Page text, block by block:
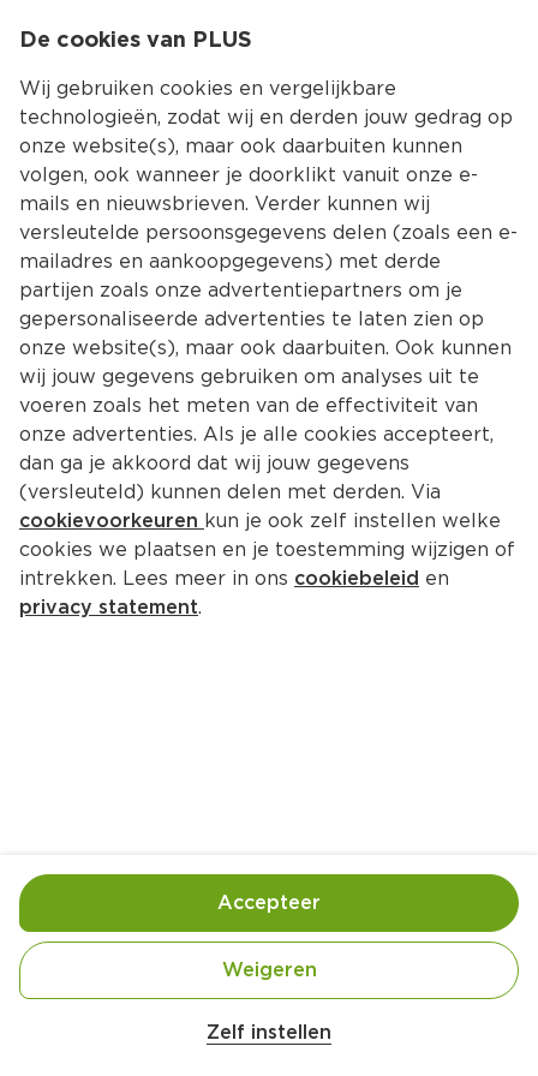
Kies jouw
Terug Producten
PLUS Korenlanders Appelpunten
mix
Vegetarisch
Roundtable on Sustainable Palm Oil en is een
wereldwijd keurmerk voor palmolie die
De cookies van PLUS
Wij gebruiken cookies en vergelijkbare
technologieën, zodat wij en derden jouw gedrag op
onze website(s), maar ook daarbuiten kunnen
volgen, ook wanneer je doorklikt vanuit onze e-
mails en nieuwsbrieven. Verder kunnen wij
versleutelde persoonsgegevens delen (zoals een e-
mailadres en aankoopgegevens) met derde
partijen zoals onze advertentiepartners om je
gepersonaliseerde advertenties te laten zien op
onze website(s), maar ook daarbuiten. Ook kunnen
wij jouw gegevens gebruiken om analyses uit te
voeren zoals het meten van de effectiviteit van
onze advertenties. Als je alle cookies accepteert,
dan ga je akkoord dat wij jouw gegevens
(versleuteld) kunnen delen met derden. Via
cookievoorkeuren kun je ook zelf instellen welke
cookies we plaatsen en je toestemming wijzigen of
intrekken. Lees meer in ons cookiebeleid en
privacy statement.
Zelf instellen
Weigeren
Accepteer